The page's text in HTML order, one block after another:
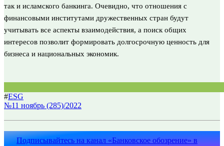
так и исламского банкинга. Очевидно, что отношения с
финансовыми институтами дружественных стран будут
учитывать все аспекты взаимодействия, а поиск общих
интересов позволит формировать долгосрочную ценность для
бизнеса и национальных экономик.
#ESG
№11 ноябрь (285)/2022
Подписывайтесь на канал «Банковское обозрение» в